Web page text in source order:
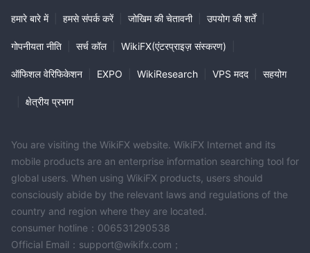
हमारे बारे में हमसे संपर्क करें जोखिम की चेतावनी उपयोग की शर्तें
गोपनीयता नीति सर्च कॉल WikiFX(एंटरप्राइज़ संस्करण)
ऑफिशल वेरिफिकेशन EXPO WikiResearch VPS मदद सहयोग
क्षेत्रीय प्रभाग
You are visiting the WikiFX website. WikiFX Internet and its
mobile products are an enterprise information searching tool for
global users. When using WikiFX products, users should
consciously abide by the relevant laws and regulations of the
country and region where they are located.
consumer hotline：006531290538
Official Email：support@wikifx.com；